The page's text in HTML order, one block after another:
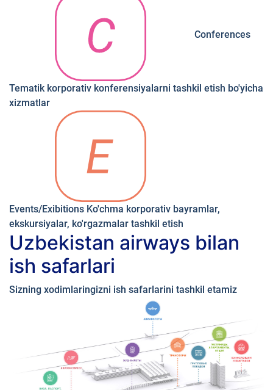
Conferences
Tematik korporativ konferensiyalarni tashkil etish bo'yicha
xizmatlar
Events/Exibitions Ko'chma korporativ bayramlar,
ekskursiyalar, ko'rgazmalar tashkil etish
Uzbekistan airways bilan
ish safarlari
Sizning xodimlaringizni ish safarlarini tashkil etamiz